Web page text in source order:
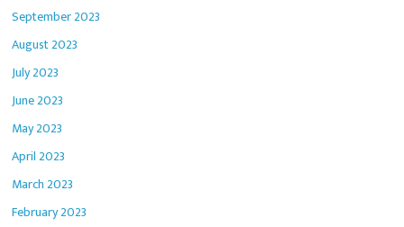
September 2023
August 2023
July 2023
June 2023
May 2023
April 2023
March 2023
February 2023